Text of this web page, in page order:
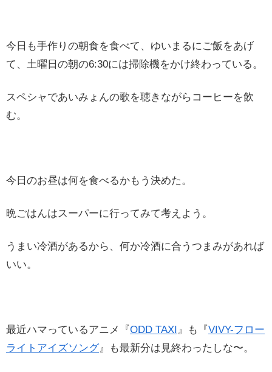
今日も手作りの朝食を食べて、ゆいまるにご飯をあげ
て、土曜日の朝の6:30には掃除機をかけ終わっている。
スペシャであいみょんの歌を聴きながらコーヒーを飲
む。
今日のお昼は何を食べるかもう決めた。
晩ごはんはスーパーに行ってみて考えよう。
うまい冷酒があるから、何か冷酒に合うつまみがあれば
いい。
最近ハマっているアニメ『 ODD TAXI 』も『 VIVY-フロー
ライトアイズソング』も最新分は見終わったしな〜。